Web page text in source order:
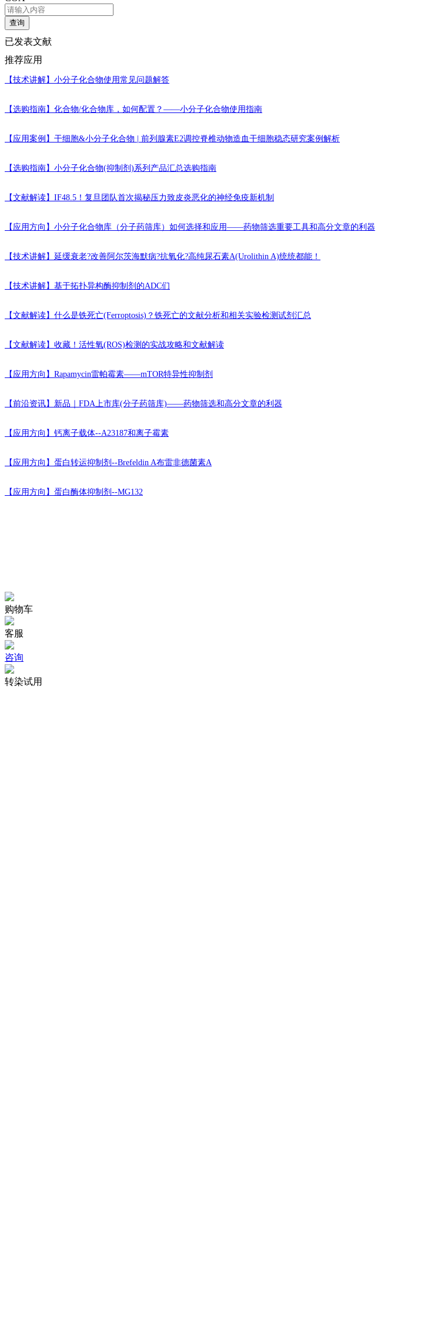
查询
已发表文献
推荐应用
【技术讲解】 小分子化合物使用常见问题解答
【选购指南】 化合物/化合物库，如何配置？——小分子化合物使用指南
【应用案例】 干细胞&小分子化合物 | 前列腺素E2调控脊椎动物造血干细胞稳态研究案例解析
【选购指南】 小分子化合物(抑制剂)系列产品汇总选购指南
【文献解读】 IF48.5！复旦团队首次揭秘压力致皮炎恶化的神经免疫新机制
【应用方向】 小分子化合物库（分子药筛库）如何选择和应用——药物筛选重要工具和高分文章的利器
【技术讲解】 延缓衰老?改善阿尔茨海默病?抗氧化?高纯尿石素A(Urolithin A)统统都能！
【技术讲解】 基于拓扑异构酶抑制剂的ADC们
【文献解读】 什么是铁死亡(Ferroptosis)？铁死亡的文献分析和相关实验检测试剂汇总
【文献解读】 收藏！活性氧(ROS)检测的实战攻略和文献解读
【应用方向】 Rapamycin雷帕霉素——mTOR特异性抑制剂
【前沿资讯】 新品｜FDA上市库(分子药筛库)——药物筛选和高分文章的利器
【应用方向】 钙离子载体--A23187和离子霉素
【应用方向】 蛋白转运抑制剂--Brefeldin A布雷非德菌素A
【应用方向】 蛋白酶体抑制剂--MG132
购物车
客服
咨询
转染试用